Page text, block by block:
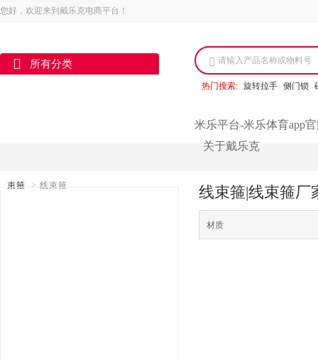
您好，欢迎来到戴乐克电商平台！
所有分类 请输入产品名称或物料号
热门搜索: 旋转拉手 侧门锁
米乐平台-米乐体育app
关于戴乐克
束箍 > 线束箍 线束箍|线束箍厂
材质